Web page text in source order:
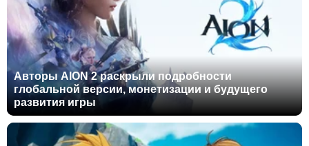
Авторы AION 2 раскрыли подробности
глобальной версии, монетизации и будущего
развития игры